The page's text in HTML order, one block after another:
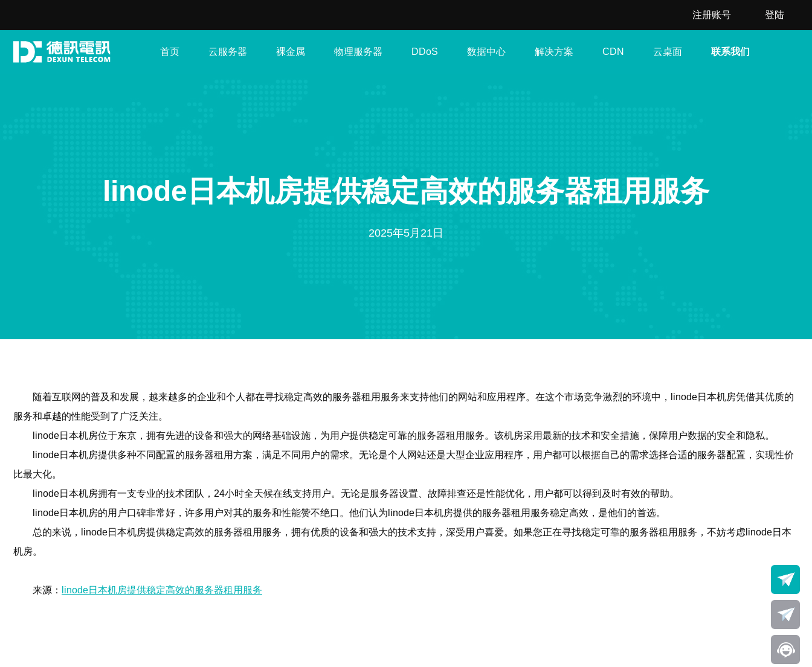
注册账号 登陆
首页 云服务器 裸金属 物理服务器 DDoS 数据中心 解决方案 CDN 云桌面 联系我们
linode日本机房提供稳定高效的服务器租用服务
2025年5月21日
随着互联网的普及和发展，越来越多的企业和个人都在寻找稳定高效的服务器租用服务来支持他们的网站和应用程序。在这个市场竞争激烈的环境中，linode日本机房凭借其优质的
服务和卓越的性能受到了广泛关注。
linode日本机房位于东京，拥有先进的设备和强大的网络基础设施，为用户提供稳定可靠的服务器租用服务。该机房采用最新的技术和安全措施，保障用户数据的安全和隐私。
linode日本机房提供多种不同配置的服务器租用方案，满足不同用户的需求。无论是个人网站还是大型企业应用程序，用户都可以根据自己的需求选择合适的服务器配置，实现性价
比最大化。
linode日本机房拥有一支专业的技术团队，24小时全天候在线支持用户。无论是服务器设置、故障排查还是性能优化，用户都可以得到及时有效的帮助。
linode日本机房的用户口碑非常好，许多用户对其的服务和性能赞不绝口。他们认为linode日本机房提供的服务器租用服务稳定高效，是他们的首选。
总的来说，linode日本机房提供稳定高效的服务器租用服务，拥有优质的设备和强大的技术支持，深受用户喜爱。如果您正在寻找稳定可靠的服务器租用服务，不妨考虑linode日本
机房。
来源： linode日本机房提供稳定高效的服务器租用服务